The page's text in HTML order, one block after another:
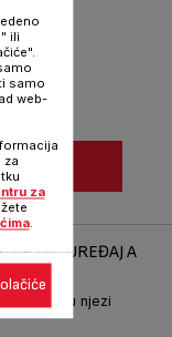
ONE UREĐAJ A
u njezi
ili
samo
web-
za
za
.